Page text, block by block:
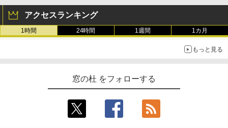
アクセスランキング
1時間 24時間 1週間 1カ月
もっと見る
窓の杜 をフォローする